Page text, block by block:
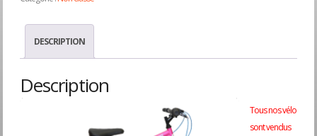
DESCRIPTION
Description
Tous nos vélo
sont vendus